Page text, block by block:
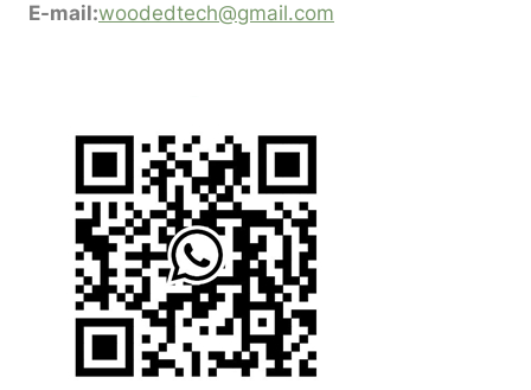
E-mail:woodedtech@gmail.com